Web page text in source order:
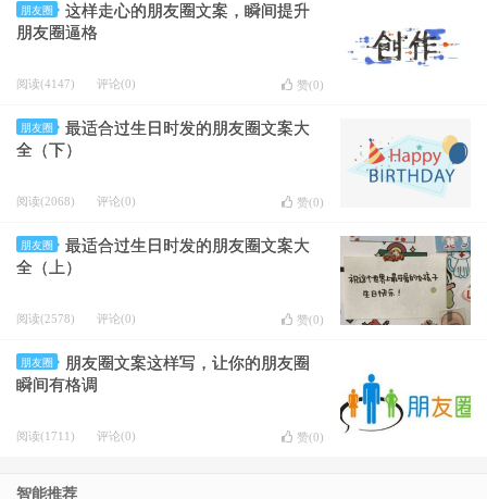
朋友圈
这样走心的朋友圈文案，瞬间提升
朋友圈逼格
阅读(4147) 评论(0) 赞(0)
朋友圈
最适合过生日时发的朋友圈文案大
全（下）
阅读(2068) 评论(0) 赞(0)
朋友圈
最适合过生日时发的朋友圈文案大
全（上）
阅读(2578) 评论(0) 赞(0)
朋友圈
朋友圈文案这样写，让你的朋友圈
瞬间有格调
阅读(1711) 评论(0) 赞(0)
智能推荐